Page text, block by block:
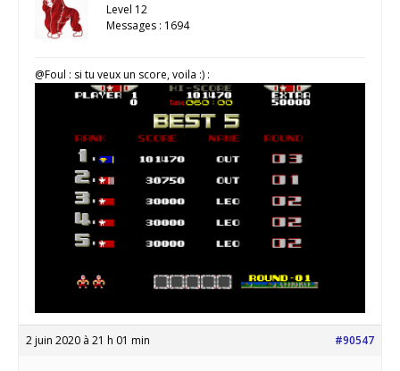
Level 12
Messages : 1694
@Foul : si tu veux un score, voila :) :
2 juin 2020 à 21 h 01 min #90547